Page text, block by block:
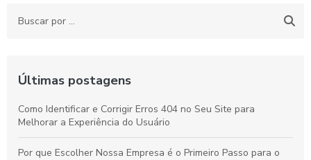
Últimas postagens
Como Identificar e Corrigir Erros 404 no Seu Site para
Melhorar a Experiência do Usuário
Por que Escolher Nossa Empresa é o Primeiro Passo para o